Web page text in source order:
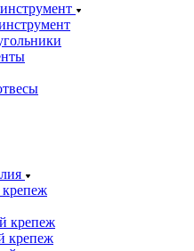
крепеж
крепеж